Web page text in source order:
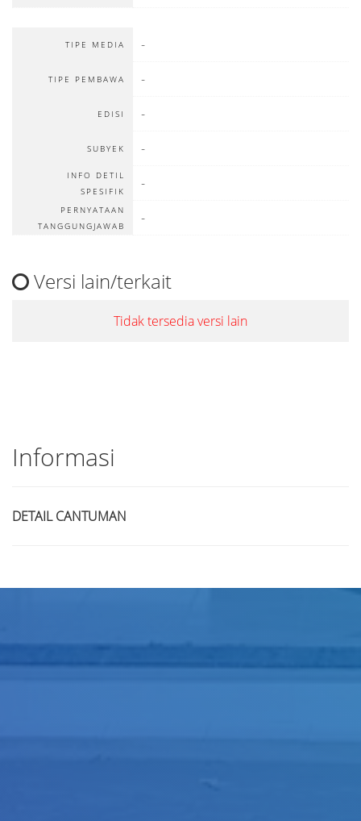
TIPE MEDIA -
TIPE PEMBAWA -
EDISI -
SUBYEK -
INFO DETIL
SPESIFIK
-
PERNYATAAN
TANGGUNGJAWAB
-
Versi lain/terkait
Tidak tersedia versi lain
Informasi
DETAIL CANTUMAN
Judul